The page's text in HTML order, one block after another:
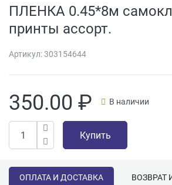
ПЛЕНКА 0.45*8м
принты ассорт.
Артикул:303154644
350.00 ₽ В наличии
Купить
ОПЛАТА И ДОСТАВКА ВОЗВРАТ